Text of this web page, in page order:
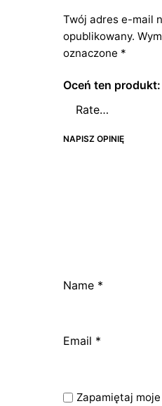
Twój adres e-mail
opublikowany.
oznaczone *
Oceń ten produkt:
NAPISZ OPINIĘ
Name *
Email *
Zapamiętaj